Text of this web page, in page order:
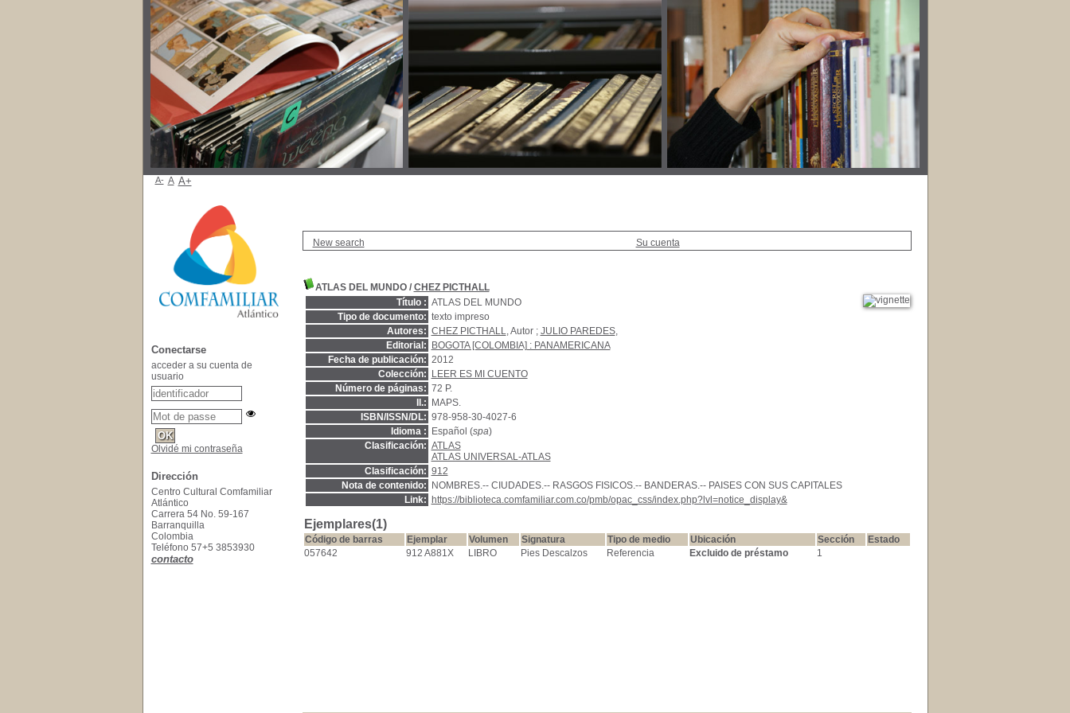
New search Su cuenta
ATLAS DEL MUNDO/ CHEZ PICTHALL
Título : ATLAS DEL MUNDO
Tipo de documento: texto impreso
Autores: CHEZ PICTHALL, Autor ; JULIO PAREDES,
Editorial:
BOGOTA [COLOMBIA] : PANAMERICANA
Fecha de publicación: 2012
Colección:
LEER ES MI CUENTO
Número de páginas: 72 P.
Il.:
MAPS.
ISBN/ISSN/DL: 978-958-30-4027-6
Idioma :
Español (spa)
Clasificación: ATLAS
ATLAS UNIVERSAL-ATLAS
Clasificación: 912
Nota de contenido:
NOMBRES.-- CIUDADES.-- RASGOS FISICOS.-- BANDERAS.-- PAISES CON SUS CAPITALES
Link:
https://biblioteca.comfamiliar.com.co/pmb/opac_css/index.php?lvl=notice_display&
Ejemplares(1)
Código de barras Ejemplar Volumen Signatura Tipo de medio Ubicación Sección
Estado
057642
912 A881X LIBRO Pies Descalzos Referencia Excluido de préstamo 1
A- A A+
Conectarse
acceder a su cuenta de
usuario
Olvidé mi contraseña
Dirección
Centro Cultural Comfamiliar
Atlántico
Carrera 54 No. 59-167
Barranquilla
Colombia
Teléfono 57+5 3853930
contacto